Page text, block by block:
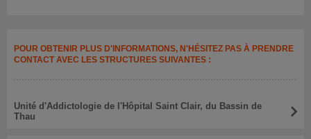
POUR OBTENIR PLUS D'INFORMATIONS, N'HÉSITEZ PAS À PRENDRE
CONTACT AVEC LES STRUCTURES SUIVANTES :
Unité d'Addictologie de l'Hôpital Saint Clair, du Bassin de
Thau